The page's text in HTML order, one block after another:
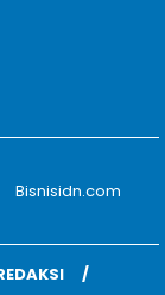
Bisnisidn.com